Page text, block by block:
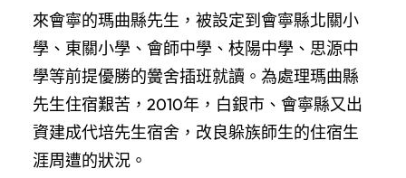
來會寧的瑪曲縣先生，被設定到會寧縣北關小
學、東關小學、會師中學、枝陽中學、思源中
學等前提優勝的黌舍插班就讀。為處理瑪曲縣
先生住宿艱苦，2010年，白銀市、會寧縣又出
資建成代培先生宿舍，改良躲族師生的住宿生
涯周遭的狀況。